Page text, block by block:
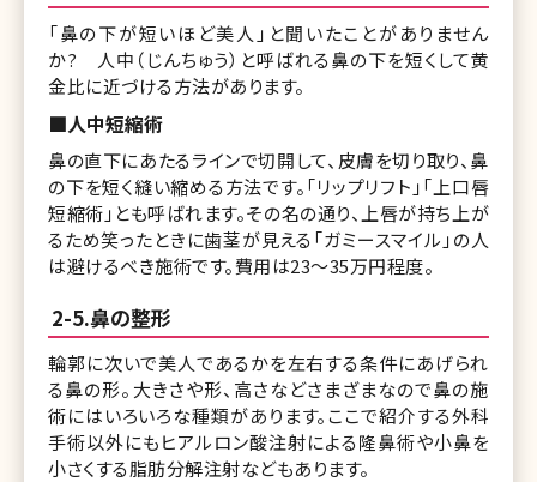
「鼻の下が短いほど美人」と聞いたことがありません
か? 人中（じんちゅう）と呼ばれる鼻の下を短くして黄
金比に近づける方法があります。
■人中短縮術
鼻の直下にあたるラインで切開して、皮膚を切り取り、鼻
の下を短く縫い縮める方法です。「リップリフト」「上口唇
短縮術」とも呼ばれます。その名の通り、上唇が持ち上が
るため笑ったときに歯茎が見える「ガミースマイル」の人
は避けるべき施術です。費用は23〜35万円程度。
2-5.鼻の整形
輪郭に次いで美人であるかを左右する条件にあげられ
る鼻の形。大きさや形、高さなどさまざまなので鼻の施
術にはいろいろな種類があります。ここで紹介する外科
手術以外にもヒアルロン酸注射による隆鼻術や小鼻を
小さくする脂肪分解注射などもあります。